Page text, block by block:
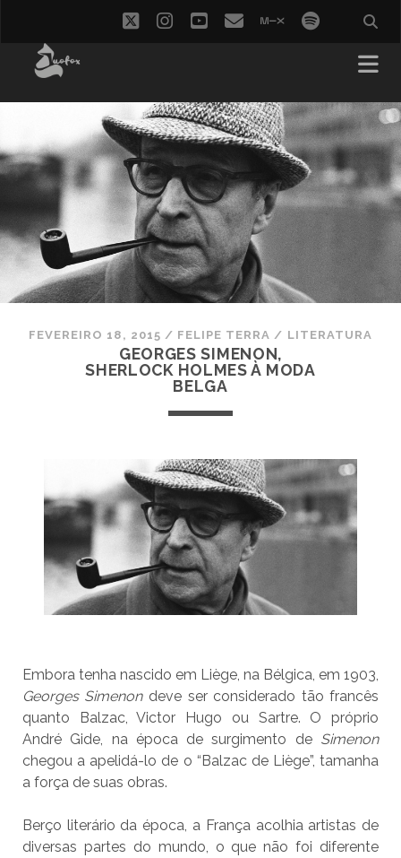
twitterinstagram
youtube
emailmixcloud
spotify
FEVEREIRO 18, 2015 / FELIPE TERRA / LITERATURA
GEORGES SIMENON,
SHERLOCK HOLMES À MODA
BELGA
Embora tenha nascido em Liège, na Bélgica, em 1903,
Georges Simenondeve ser considerado tão francês
quanto Balzac, Victor Hugo ou Sartre. O próprio
André Gide, na época de surgimento de Simenon
chegou a apelidá-lo de o “Balzac de Liège”, tamanha
a força de suas obras.
Berço literário da época, a França acolhia artistas de
diversas partes do mundo, o que não foi diferente